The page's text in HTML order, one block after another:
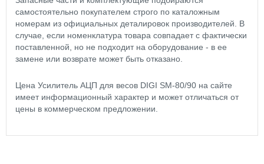
самостоятельно покупателем строго по каталожным
номерам из официальных деталировок производителей. В
случае, если номенклатура товара совпадает с фактически
поставленной, но не подходит на оборудование - в ее
замене или возврате может быть отказано.
Цена Усилитель АЦП для весов DIGI SM-80/90 на сайте
имеет информационный характер и может отличаться от
цены в коммерческом предложении.